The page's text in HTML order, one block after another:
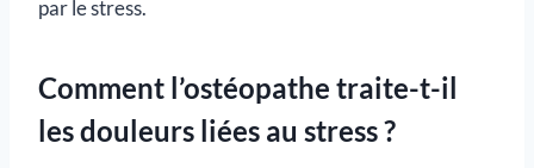
par le stress.
Comment l’ostéopathe traite-t-il
les douleurs liées au stress ?